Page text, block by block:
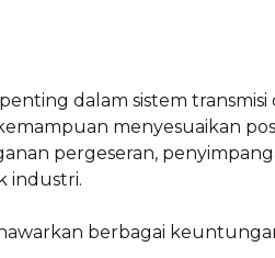
dalam sistem
menyesuaikan
pergeseran,
industri.
berbagai